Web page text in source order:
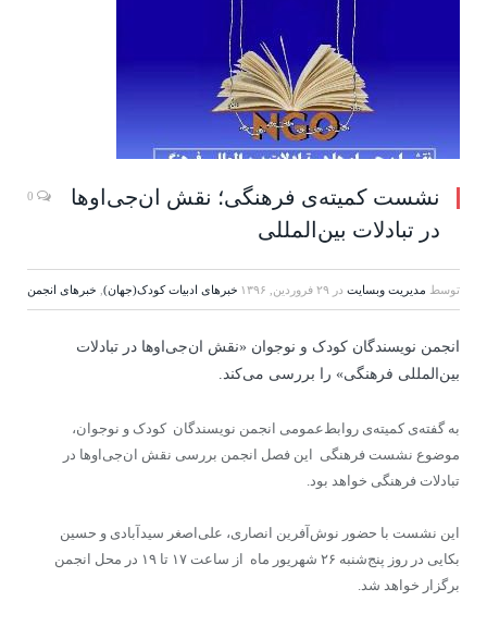
نشست کمیته‌ی فرهنگی؛ نقش ان‌جی‌اوها
در تبادلات بین‌المللی
توسط مدیریت وبسایت در ۲۹ فروردین, ۱۳۹۶ خبرهای ادبیات کودک(جهان) خبرهای انجمن
انجمن نویسندگان کودک و نوجوان «نقش ان‌جی‌او‌ها در تبادلات
بین‌المللی فرهنگی» را بررسی می‌کند.
به ‌گفته‌ی کمیته‌ی روابط‌عمومی انجمن نویسندگان کودک و نوجوان،
موضوع نشست فرهنگی این فصل انجمن بررسی نقش ان‌جی‌اوها در
تبادلات فرهنگی خواهد بود.
این نشست با حضور نوش‌آفرین انصاری، علی‌اصغر سیدآبادی و حسین
بکایی در روز پنج‌شنبه ۲۶ شهریور ماه از ساعت ۱۷ تا ۱۹ در محل انجمن
برگزار خواهد شد.